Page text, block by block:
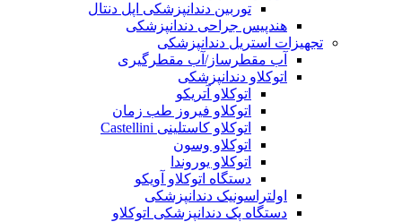
توربین دندانپزشکی اپل دنتال
هندپیس جراحی دندانپزشکی
تجهیزات استریل دندانپزشکی
آب مقطرساز/آب مقطرگیری
اتوکلاو دندانپزشکی
اتوکلاو آتریکو
اتوکلاو فیروز طب زمان
اتوکلاو کاستلینی Castellini
اتوکلاو وسون
اتوکلاو یوروندا
دستگاه اتوکلاو آویکو
اولتراسونیک دندانپزشکی
دستگاه پک دندانپزشکی اتوکلاو